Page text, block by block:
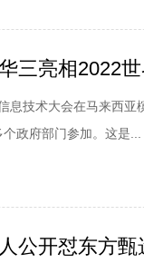
三亮相2022
息技术大会在马来西
政府部门参加。这是...
公开怼东方甄